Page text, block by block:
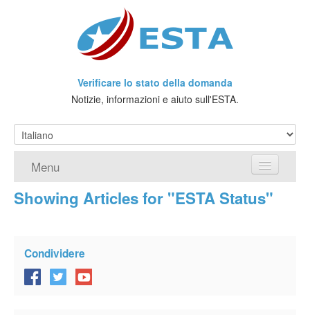
Verificare lo stato della domanda
Notizie, informazioni e aiuto sull'ESTA.
Menu
Home
Che cos'è l'ESTA?
Viaggio senza Visto
Showing Articles for "ESTA Status"
Condividere